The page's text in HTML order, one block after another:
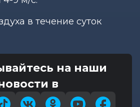
в течение суток
на наши
в